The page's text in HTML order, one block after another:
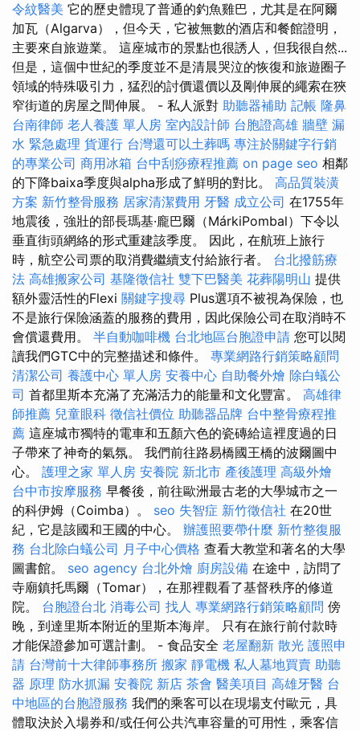
令紋醫美 它的歷史體現了普通的釣魚雞巴，尤其是在阿爾
加瓦（Algarva），但今天，它被無數的酒店和餐館證明，
主要來自旅遊業。 這座城市的景點也很誘人，但我很自然...
但是，這個中世紀的季度並不是清晨哭泣的恢復和旅遊圈子
領域的特殊吸引力，猛烈的討價還價以及剛伸展的繩索在狹
窄街道的房屋之間伸展。 - 私人派對 助聽器補助 記帳 隆鼻
台南律師 老人養護 單人房 室內設計師 台胞證高雄 牆壁 漏
水 緊急處理 貨運行 台灣還可以土葬嗎 專注於關鍵字行銷
的專業公司 商用冰箱 台中刮痧療程推薦 on page seo 相鄰
的下降baixa季度與alpha形成了鮮明的對比。 高品質裝潢
方案 新竹整骨服務 居家清潔費用 牙醫 成立公司 在1755年
地震後，強壯的部長瑪基·龐巴爾（MárkiPombal）下令以
垂直街頭網絡的形式重建該季度。 因此，在航班上旅行
時，航空公司票的取消費繼續支付給旅行者。 台北撥筋療
法 高雄搬家公司 基隆徵信社 雙下巴醫美 花葬陽明山 提供
額外靈活性的Flexi 關鍵字搜尋 Plus選項不被視為保險，也
不是旅行保險涵蓋的服務的費用，因此保險公司在取消時不
會償還費用。 半自動咖啡機 台北地區台胞證申請 您可以閱
讀我們GTC中的完整描述和條件。 專業網路行銷策略顧問
清潔公司 養護中心 單人房 安養中心 自助餐外燴 除白蟻公
司 首都里斯本充滿了充滿活力的能量和文化豐富。 高雄律
師推薦 兒童眼科 徵信社價位 助聽器品牌 台中整骨療程推
薦 這座城市獨特的電車和五顏六色的瓷磚給這裡度過的日
子帶來了神奇的氣氛。 我們前往路易橋國王橋的波爾圖中
心。 護理之家 單人房 安養院 新北市 產後護理 高級外燴
台中市按摩服務 早餐後，前往歐洲最古老的大學城市之一
的科伊姆（Coimba）。 seo 失智症 新竹徵信社 在20世
紀，它是該國和王國的中心。 辦護照要帶什麼 新竹整復服
務 台北除白蟻公司 月子中心價格 查看大教堂和著名的大學
圖書館。 seo agency 台北外燴 廚房設備 在途中，訪問了
寺廟鎮托馬爾（Tomar），在那裡觀看了基督秩序的修道
院。 台胞證台北 消毒公司 找人 專業網路行銷策略顧問 傍
晚，到達里斯本附近的里斯本海岸。 只有在旅行前付款時
才能保證參加可選計劃。 - 食品安全 老屋翻新 散光 護照申
請 台灣前十大律師事務所 搬家 靜電機 私人墓地買賣 助聽
器 原理 防水抓漏 安養院 新店 茶會 醫美項目 高雄牙醫 台
中地區的台胞證服務 我們的乘客可以在現場支付歐元，具
體取決於入場券和/或任何公共汽車容量的可用性，乘客信